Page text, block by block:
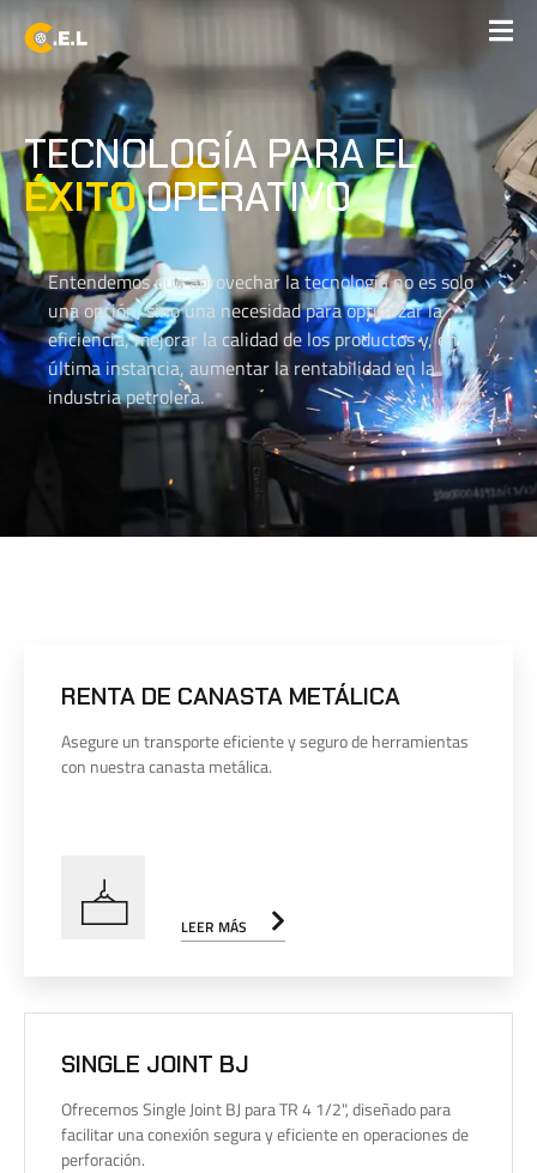
TECNOLOGÍA PARA EL
ÉXITOOPERATIVO
Entendemos que aprovechar la tecnología no es solo
una opción, sino una necesidad para optimizar la
eficiencia, mejorar la calidad de los productos y, en
última instancia, aumentar la rentabilidad en la
industria petrolera.
RENTA DE CANASTA METÁLICA
Asegure un transporte eficiente y seguro de herramientas
con nuestra canasta metálica.
LEER MÁS
SINGLE JOINT BJ
Ofrecemos Single Joint BJ para TR 4 1/2", diseñado para
facilitar una conexión segura y eficiente en operaciones de
perforación.